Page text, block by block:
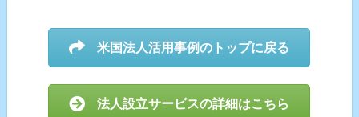
米国法人活用事例のトップに戻る
法人設立サービスの詳細はこちら